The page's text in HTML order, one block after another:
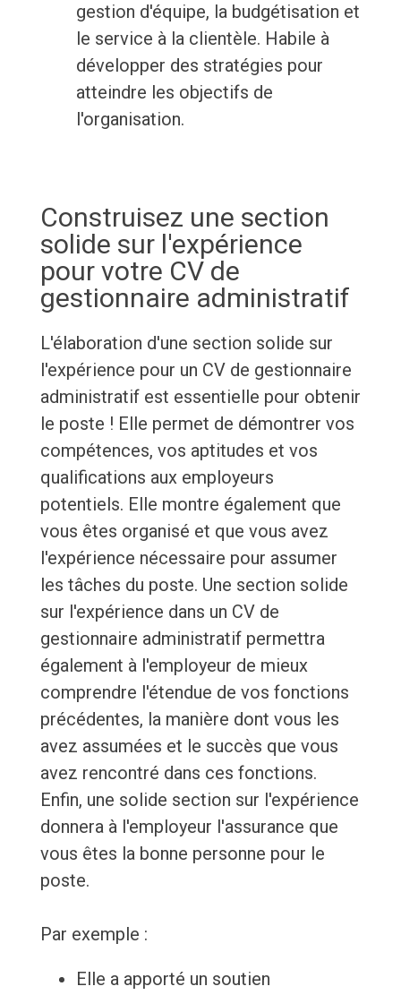
gestion d'équipe, la budgétisation et
le service à la clientèle. Habile à
développer des stratégies pour
atteindre les objectifs de
l'organisation.
Construisez une section
solide sur l'expérience
pour votre CV de
gestionnaire administratif
L'élaboration d'une section solide sur
l'expérience pour un CV de gestionnaire
administratif est essentielle pour obtenir
le poste ! Elle permet de démontrer vos
compétences, vos aptitudes et vos
qualifications aux employeurs
potentiels. Elle montre également que
vous êtes organisé et que vous avez
l'expérience nécessaire pour assumer
les tâches du poste. Une section solide
sur l'expérience dans un CV de
gestionnaire administratif permettra
également à l'employeur de mieux
comprendre l'étendue de vos fonctions
précédentes, la manière dont vous les
avez assumées et le succès que vous
avez rencontré dans ces fonctions.
Enfin, une solide section sur l'expérience
donnera à l'employeur l'assurance que
vous êtes la bonne personne pour le
poste.
Par exemple :
Elle a apporté un soutien